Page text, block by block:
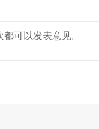
可以发表意见。